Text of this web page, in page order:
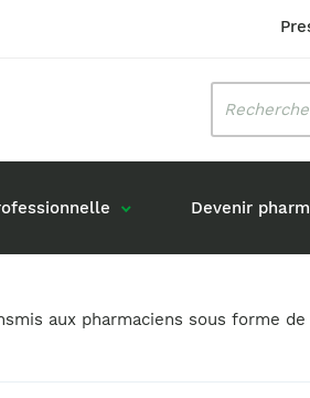
du pharmacien
de mon dossier
Devenir
Mission et valeurs
aux pharmaciens sous forme